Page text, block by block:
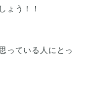
ょう！！
っている人にとっ